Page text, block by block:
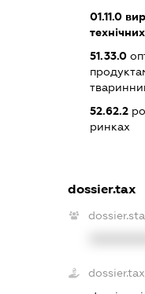
01.11.0
51.33.0
52.62.2
ринках
dossier.tax